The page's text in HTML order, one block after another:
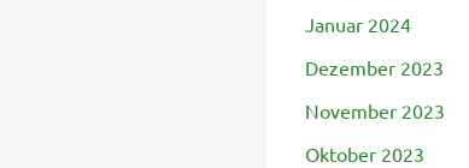
Januar 2024
Dezember 2023
November 2023
Oktober 2023